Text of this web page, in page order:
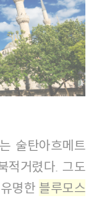
술탄아흐메트
적거렸다. 그도
명한 블루모스